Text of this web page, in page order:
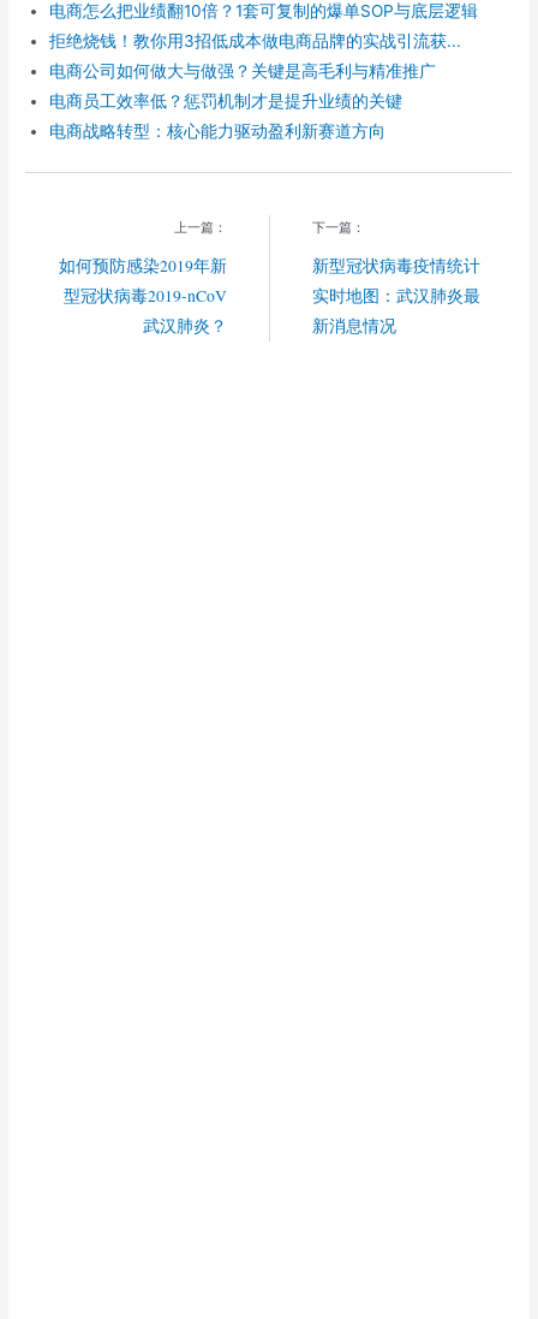
k
m
b
o
电商怎么把业绩翻10倍？1套可复制的爆单SOP与底层逻辑
拒绝烧钱！教你用3招低成本做电商品牌的实战引流获...
电商公司如何做大与做强？关键是高毛利与精准推广
电商员工效率低？惩罚机制才是提升业绩的关键
电商战略转型：核心能力驱动盈利新赛道方向
上一篇：
如何预防感染2019年新
型冠状病毒2019-nCoV
武汉肺炎？
下一篇：
新型冠状病毒疫情统计
实时地图：武汉肺炎最
新消息情况